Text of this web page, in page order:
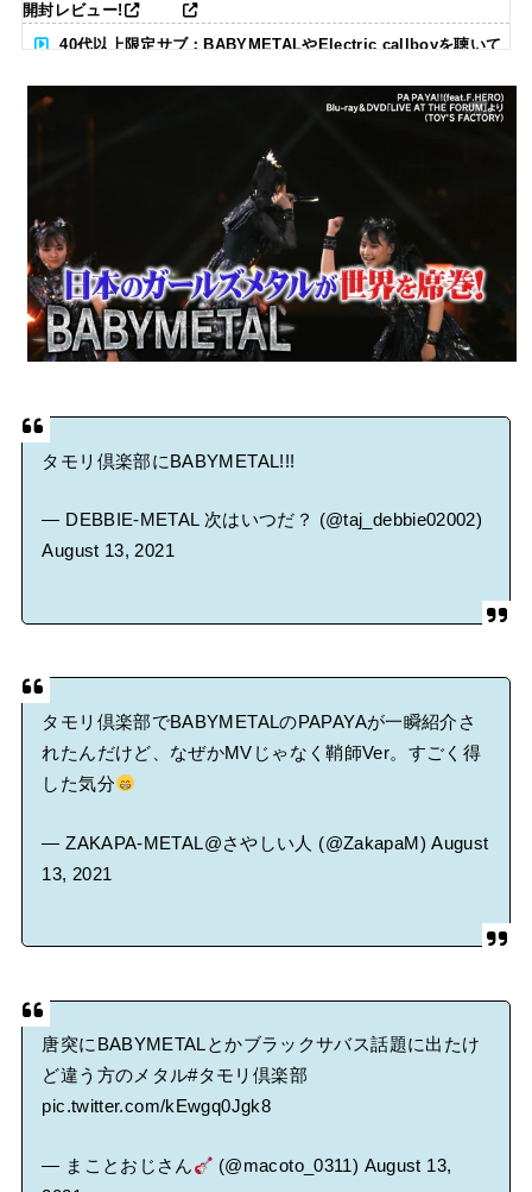
開封レビュー!
40代以上限定サブ：BABYMETALやElectric callboyを聴いて
る人いる？ 【海外の反応】
タワーレコード新宿店にてBABYMETALのパネル展が開催中
Powered by livedoor 相互RSS
タモリ倶楽部にBABYMETAL!!!
— DEBBIE-METAL 次はいつだ？ (@taj_debbie02002)
August 13, 2021
タモリ倶楽部でBABYMETALのPAPAYAが一瞬紹介さ
れたんだけど、なぜかMVじゃなく鞘師Ver。すごく得
した気分
— ZAKAPA-METAL@さやしい人 (@ZakapaM)August
13, 2021
唐突にBABYMETALとかブラックサバス話題に出たけ
ど違う方のメタル#タモリ倶楽部
pic.twitter.com/kEwgq0Jgk8
— まことおじさん (@macoto_0311) August 13,